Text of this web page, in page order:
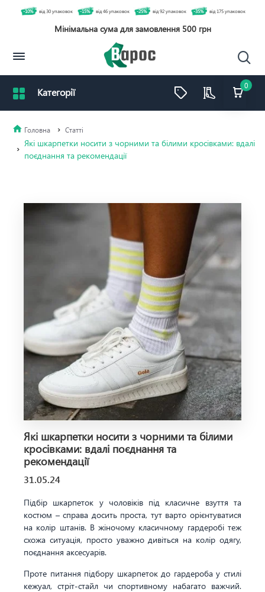
0
-10% від 30 упаковок -15% від 46 упаковок -25% від 92 упаковок -35% від 175 упаковок
Мінімальна сума для замовлення 500 грн
Статті
Які шкарпетки носити з чорними та білими кросівками: вдалі
поєднання та рекомендації
Які шкарпетки носити з чорними та білими
кросівками: вдалі поєднання та
рекомендації
31.05.24
Підбір шкарпеток у чоловіків під класичне взуття та
костюм – справа досить проста, тут варто орієнтуватися
на колір штанів. В жіночому класичному гардеробі теж
схожа ситуація, просто уважно дивіться на колір одягу,
поєднання аксесуарів.
Проте питання підбору шкарпеток до гардероба у стилі
кежуал, стріт-стайл чи спортивному набагато важчий.